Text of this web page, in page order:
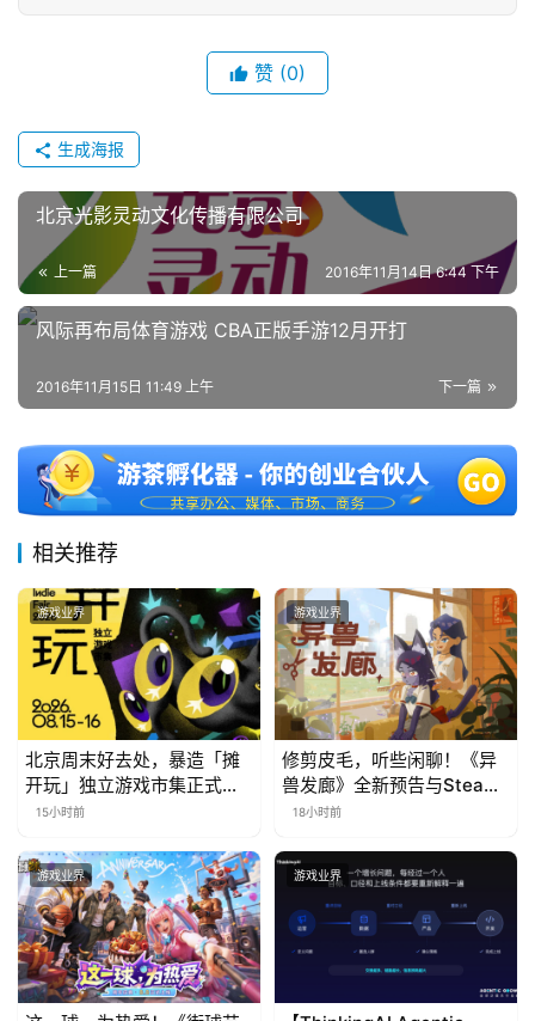
赞 (0)
生成海报
北京光影灵动文化传播有限公司
上一篇 2016年11月14日 6:44 下午
风际再布局体育游戏 CBA正版手游12月开打
下一篇
2016年11月15日 11:49 上午
相关推荐
游戏业界
北京周末好去处，暴造「摊
开玩」独立游戏市集正式开
票！
15小时前
游戏业界
修剪皮毛，听些闲聊！《异
兽发廊》全新预告与Steam
免费试玩公开
18小时前
游戏业界 游戏业界